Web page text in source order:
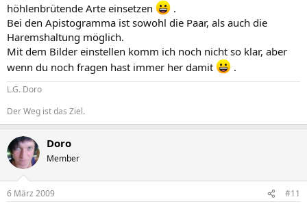
höhlenbrütende Arte einsetzen
.
Bei den Apistogramma ist sowohl die Paar, als auch die
Haremshaltung möglich.
Mit dem Bilder einstellen komm ich noch nicht so klar, aber
wenn du noch fragen hast immer her damit
.
L.G. Doro
Der Weg ist das Ziel.
Doro
Member
6 März 2009 #11